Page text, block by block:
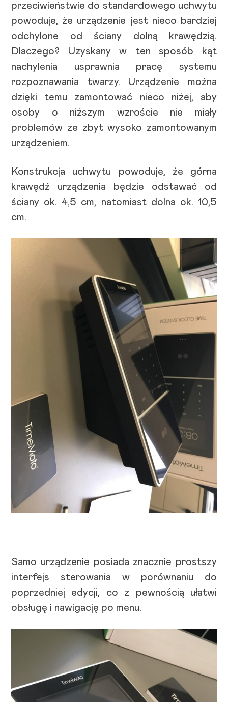
przeciwieństwie do standardowego uchwytu
powoduje, że urządzenie jest nieco bardziej
odchylone od ściany dolną krawędzią.
Dlaczego? Uzyskany w ten sposób kąt
nachylenia usprawnia pracę systemu
rozpoznawania twarzy. Urządzenie można
dzięki temu zamontować nieco niżej, aby
osoby o niższym wzroście nie miały
problemów ze zbyt wysoko zamontowanym
urządzeniem.
Konstrukcja uchwytu powoduje, że górna
krawędź urządzenia będzie odstawać od
ściany ok. 4,5 cm, natomiast dolna ok. 10,5
cm.
Samo urządzenie posiada znacznie prostszy
interfejs sterowania w porównaniu do
poprzedniej edycji, co z pewnością ułatwi
obsługę i nawigację po menu.